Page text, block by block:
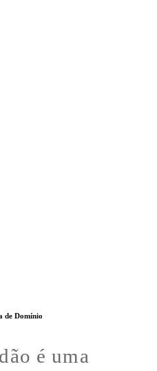
de Domínio
é uma